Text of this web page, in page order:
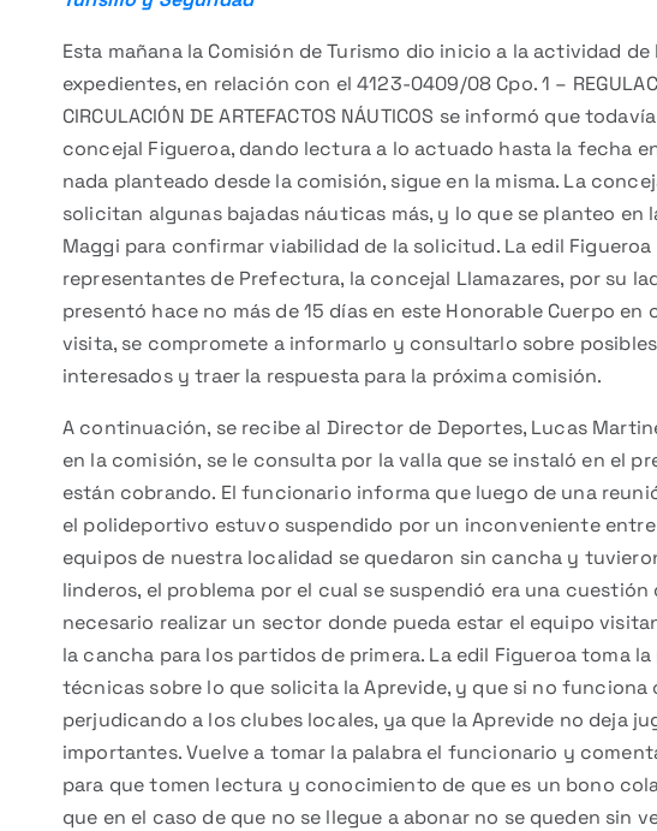
Esta mañana la Comisión de Turismo dio inicio a la actividad
expedientes, en relación con el 4123-0409/08 Cpo. 1 –
CIRCULACIÓN DE ARTEFACTOS NÁUTICOS se informó que
concejal Figueroa, dando lectura a lo actuado hasta la fecha
nada planteado desde la comisión, sigue en la misma. La
solicitan algunas bajadas náuticas más, y lo que se planteo en
Maggi para confirmar viabilidad de la solicitud. La edil
representantes de Prefectura, la concejal Llamazares, por su
presentó hace no más de 15 días en este Honorable Cuerpo
visita, se compromete a informarlo y consultarlo sobre
interesados y traer la respuesta para la próxima comisión.
A continuación, se recibe al Director de Deportes, Lucas
en la comisión, se le consulta por la valla que se instaló en el
están cobrando. El funcionario informa que luego de una
el polideportivo estuvo suspendido por un inconveniente
equipos de nuestra localidad se quedaron sin cancha y
linderos, el problema por el cual se suspendió era una
necesario realizar un sector donde pueda estar el equipo
la cancha para los partidos de primera. La edil Figueroa toma
técnicas sobre lo que solicita la Aprevide, y que si no
perjudicando a los clubes locales, ya que la Aprevide no deja
importantes. Vuelve a tomar la palabra el funcionario y
para que tomen lectura y conocimiento de que es un bono
que en el caso de que no se llegue a abonar no se queden sin